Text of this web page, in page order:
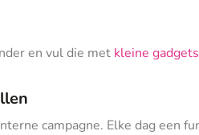
en vul die met kleine gadgets
campagne. Elke dag een